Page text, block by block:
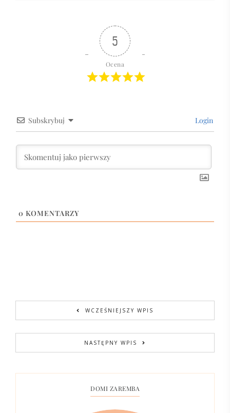
5
Ocena
Subskrybuj Login
0 KOMENTARZY
WCZEŚNIEJSZY WPIS
NASTĘPNY WPIS
DOMI ZAREMBA